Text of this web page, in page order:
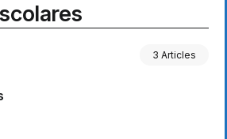
3 Articles